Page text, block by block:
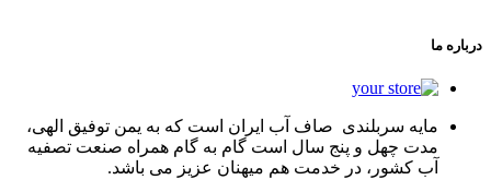
درباره ما
مایه سربلندی صاف آب ایران است که به یمن توفیق الهی،
مدت چهل و پنج سال است گام به گام همراه صنعت تصفیه
آب کشور، در خدمت هم میهنان عزیز می باشد.